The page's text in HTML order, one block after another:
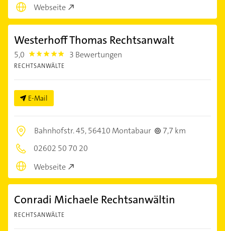
Webseite
Westerhoff Thomas Rechtsanwalt
5,0 5.0 3 Bewertungen
RECHTSANWÄLTE
E-Mail
Bahnhofstr. 45,56410 Montabaur
7,7 km
02602 50 70 20
Webseite
Conradi Michaele Rechtsanwältin
RECHTSANWÄLTE